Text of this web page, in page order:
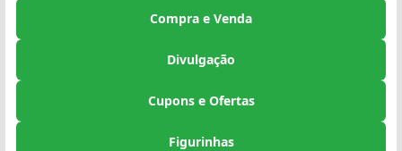
Compra e Venda
Divulgação
Cupons e Ofertas
Figurinhas